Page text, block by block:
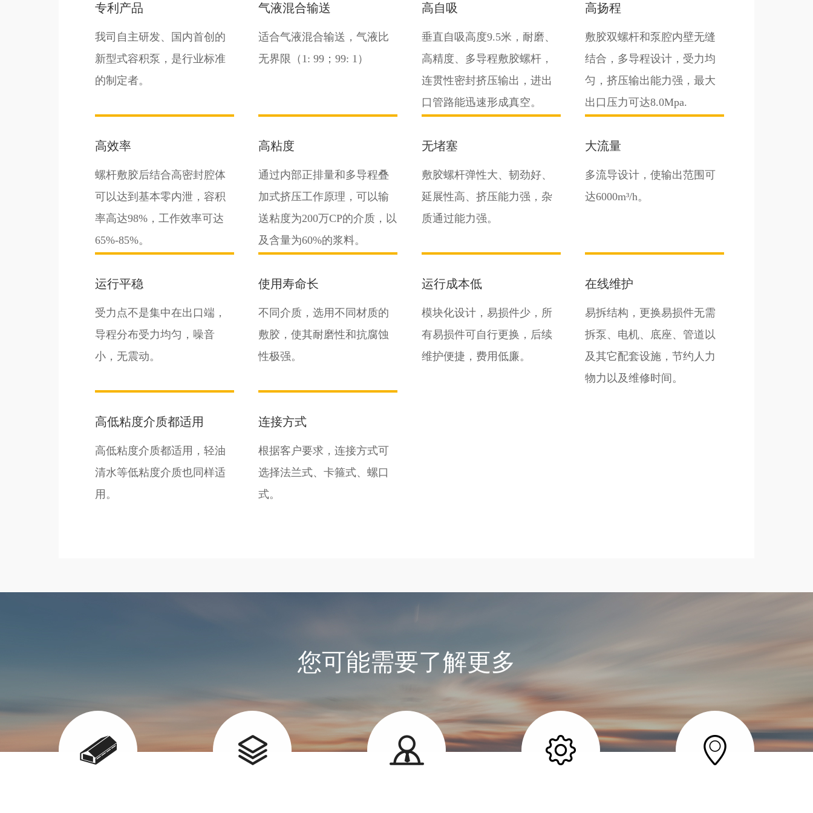
专利产品
我司自主研发、国内首创的
新型式容积泵，是行业标准
的制定者。
气液混合输送
适合气液混合输送，气液比
无界限（1: 99；99: 1）
高自吸
垂直自吸高度9.5米，耐磨、
高精度、多导程敷胶螺杆，
连贯性密封挤压输出，进出
口管路能迅速形成真空。
高扬程
敷胶双螺杆和泵腔内壁无缝
结合，多导程设计，受力均
匀，挤压输出能力强，最大
出口压力可达8.0Mpa.
高效率
螺杆敷胶后结合高密封腔体
可以达到基本零内泄，容积
率高达98%，工作效率可达
65%-85%。
高粘度
通过内部正排量和多导程叠
加式挤压工作原理，可以输
送粘度为200万CP的介质，以
及含量为60%的浆料。
无堵塞
敷胶螺杆弹性大、韧劲好、
延展性高、挤压能力强，杂
质通过能力强。
大流量
多流导设计，使输出范围可
达6000m³/h。
运行平稳
受力点不是集中在出口端，
导程分布受力均匀，噪音
小，无震动。
使用寿命长
不同介质，选用不同材质的
敷胶，使其耐磨性和抗腐蚀
性极强。
运行成本低
模块化设计，易损件少，所
有易损件可自行更换，后续
维护便捷，费用低廉。
在线维护
易拆结构，更换易损件无需
拆泵、电机、底座、管道以
及其它配套设施，节约人力
物力以及维修时间。
高低粘度介质都适用
高低粘度介质都适用，轻油
清水等低粘度介质也同样适
用。
连接方式
根据客户要求，连接方式可
选择法兰式、卡箍式、螺口
式。
您可能需要了解更多